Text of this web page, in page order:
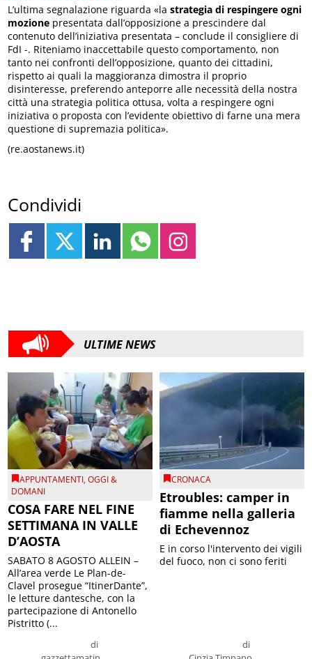
L’ultima segnalazione riguarda «lastrategia di respingere ogni
mozione presentata dall’opposizione a prescindere dal
contenuto dell’iniziativa presentata – conclude il consigliere di
FdI -. Riteniamo inaccettabile questo comportamento, non
tanto nei confronti dell’opposizione, quanto dei cittadini,
rispetto ai quali la maggioranza dimostra il proprio
disinteresse, preferendo anteporre alle necessità della nostra
città una strategia politica ottusa, volta a respingere ogni
iniziativa o proposta con l’evidente obiettivo di farne una mera
questione di supremazia politica».
(re.aostanews.it)
Condividi
ULTIME NEWS
APPUNTAMENTI,OGGI &
DOMANI
COSA FARE NEL FINE
SETTIMANA IN VALLE
D’AOSTA
di
SABATO 8 AGOSTO ALLEIN –
All’area verde Le Plan-de-
Clavel prosegue “ItinerDante”,
le letture dantesche, con la
partecipazione di Antonello
Pistritto (...
CRONACA
Etroubles: camper in
fiamme nella galleria
di Echevennoz
di
E in corso l'intervento dei vigili
del fuoco, non ci sono feriti